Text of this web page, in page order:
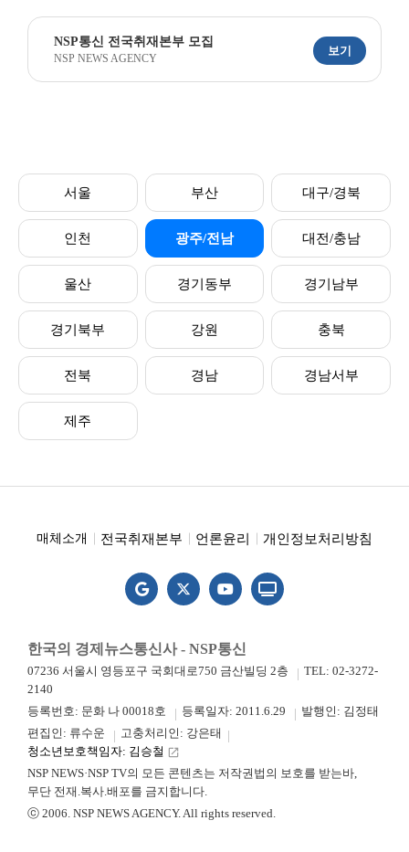
NSP통신 전국취재본부 모집
NSP NEWS AGENCY
보기
서울 부산 대구/경북
인천 광주/전남 대전/충남
울산 경기동부 경기남부
경기북부 강원 충북
전북 경남 경남서부
제주
매체소개 전국취재본부 언론윤리 개인정보처리방침
한국의 경제뉴스통신사 - NSP통신
07236 서울시 영등포구 국회대로750 금산빌딩 2층
TEL: 02-3272-
2140
등록번호: 문화 나 00018호
등록일자: 2011.6.29
발행인: 김정태
편집인: 류수운
고충처리인: 강은태
청소년보호책임자: 김승철 launch
NSP NEWS·NSP TV의 모든 콘텐츠는 저작권법의 보호를 받는바,
무단 전재.복사.배포를 금지합니다.
ⓒ 2006. NSP NEWS AGENCY. All rights reserved.